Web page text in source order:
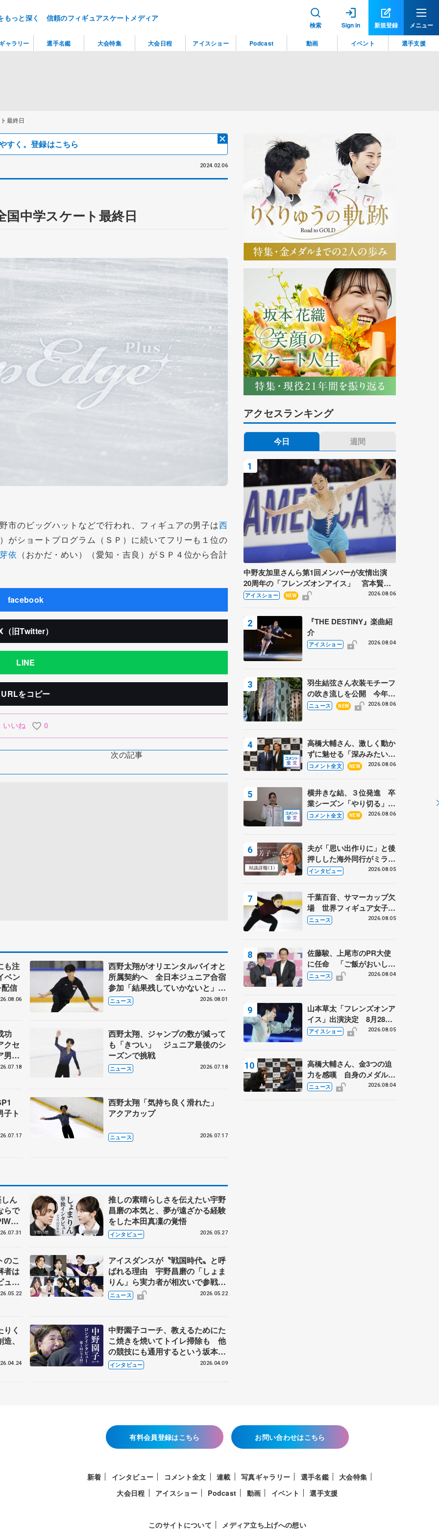
もっと深く 信頼のフィギュアスケートメディア
検索 Sign in 新規登録 メニュー
最終日
すく。登録はこちら
2024.02.06
中学スケート最終日
のビッグハットなどで行われ、フィギュアの男子は西
がショートプログラム（ＳＰ）に続いてフリーも１位の
依 （おかだ・めい）（愛知・吉良）がＳＰ４位から合計
facebook
（旧Twitter）
LINE
URLをコピー
いいね 0
次の記事
も注
ベン
信
西野太翔がオリエンタルバイオと
所属契約へ 全日本ジュニア合宿
参加「結果残していかないと」
講師はジェーソン・ブラウン、岡
万佑子は助言感謝
ニュース 2026.08.01
功
クセ
男女
西野太翔、ジャンプの数が減って
も「きつい」 ジュニア最後のシ
ーズンで挑戦
ニュース 2026.07.18
ト
西野太翔「気持ち良く滑れた」
アクアカップ
ニュース 2026.07.17
ん
らで
前
推しの素晴らしさを伝えたい宇野
昌磨の本気と、夢が遠ざかる経験
をした本田真凜の覚悟
インタビュー 2026.05.27
のこ
者は
ュー
人、
アイスダンスが〝戦国時代〟と呼
ばれる理由 宇野昌磨の「しょま
りん」ら実力者が相次いで参戦
国内の競争激化
ニュース 2026.05.22
く
、
中野園子コーチ、教えるためにた
こ焼きを焼いてトイレ掃除も 他
の競技にも通用するという坂本花
織の筋肉
インタビュー 2026.04.09
アクセスランキング
今日 週間
中野友加里さんら第1回メンバーが友情出演
20周年の「フレンズオンアイス」 宮本賢二
さん、有川梨絵さん、田村岳斗さんも
アイスショー NEW 2026.08.06
『THE DESTINY』楽曲紹
介
アイスショー 2026.08.04
羽生結弦さん衣装モチーフ
の吹き流しを公開 今年は
「春よ、来い」、仙台の瑞
ニュース NEW 2026.08.06
高橋大輔さん、激しく動か
ずに魅せる「深みみたいな
ものは出てきている？」
あい
コメント全文 NEW 2026.08.06
横井きな結、３位発進 卒
業シーズン「やり切る」
【みなとアクルス杯SP】
コメント全文 NEW 2026.08.06
夫が「思い出作りに」と後
押しした海外同行がミラノ
まで… 繁華街のリンクで
に 小林芳子さんが振り返
るスケート人生
インタビュー 2026.08.05
千葉百音、サマーカップ欠
場 世界フィギュア女子2
位
ニュース 2026.08.05
佐藤駿、上尾市のPR大使
に任命 「ご飯がおいし
く、住みやすいのが魅力」
ニュース 2026.08.04
山本草太「フレンズオンア
イス」出演決定 8月28日
（金）2公演のみ 荒川静
アイスショー 2026.08.05
高橋大輔さん、金3つの迫
力を感嘆 自身のメダルは
「どちらに？」 〝リス兄
ニュース 2026.08.04
有料会員登録はこちら お問い合わせはこちら
新着 インタビュー コメント全文 連載 写真ギャラリー 選手名鑑
大会特集
大会日程
アイスショー Podcast 動画 イベント 選手支援
このサイトについて メディア立ち上げへの想い
ャラリー 選手名鑑 大会特集 大会日程 アイスショー Podcast 動画 イベント 選手支援